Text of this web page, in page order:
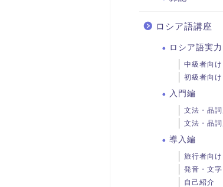
ロシア語講座
ロシア語実
中級者向け
初級者向け
入門編
文法・品
文法・品詞
導入編
旅行者向け
発音・文字
自己紹介